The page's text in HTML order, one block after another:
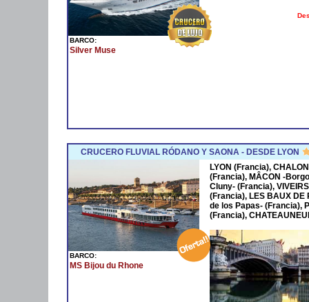
BARCO:
Silver Muse
CRUCERO FLUVIAL RÓDANO Y SAONA - DESDE LYON
BARCO:
MS Bijou du Rhone
LYON (Francia),
(Francia), MÂCON -
Cluny- (Francia),
(Francia), LES BAUX DE
de los Papas- (Francia),
(Francia),